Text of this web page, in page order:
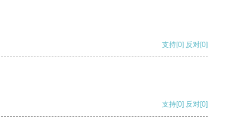
支持[0] 反对[0]
支持[0] 反对[0]